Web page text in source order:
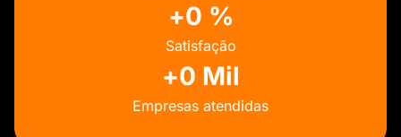
Satisfação
+0 %
Empresas atendidas
+0 Mil